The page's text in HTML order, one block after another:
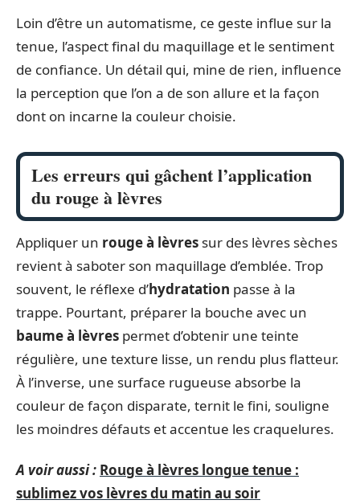
Loin d’être un automatisme, ce geste influe sur la
tenue, l’aspect final du maquillage et le sentiment
de confiance. Un détail qui, mine de rien, influence
la perception que l’on a de son allure et la façon
dont on incarne la couleur choisie.
Les erreurs qui gâchent l’application
du rouge à lèvres
Appliquer un rouge à lèvres sur des lèvres sèches
revient à saboter son maquillage d’emblée. Trop
souvent, le réflexe d’hydratation passe à la
trappe. Pourtant, préparer la bouche avec un
baume à lèvres permet d’obtenir une teinte
régulière, une texture lisse, un rendu plus flatteur.
À l’inverse, une surface rugueuse absorbe la
couleur de façon disparate, ternit le fini, souligne
les moindres défauts et accentue les craquelures.
A voir aussi : Rouge à lèvres longue tenue :
sublimez vos lèvres du matin au soir